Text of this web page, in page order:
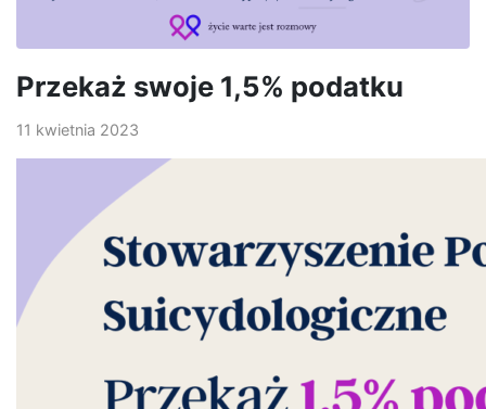
Przekaż swoje 1,5% podatku
11 kwietnia 2023